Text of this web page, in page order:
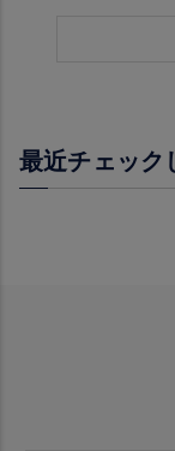
最近チェック